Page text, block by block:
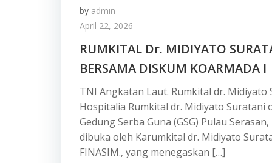
by admin
April 22, 2026
RUMKITAL Dr. MIDIYATO
BERSAMA DISKUM KOARMADA I
TNI Angkatan Laut. Rumkital dr.
Hospitalia Rumkital dr. Midiyato Suratani
Gedung Serba Guna (GSG) Pulau
dibuka oleh Karumkital dr. Midiyato
FINASIM., yang menegaskan […]